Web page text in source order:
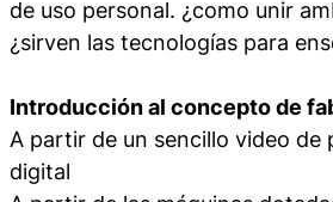
de uso personal. ¿como unir
¿sirven las tecnologías para
Introducción al concepto de
A partir de un sencillo video
digital